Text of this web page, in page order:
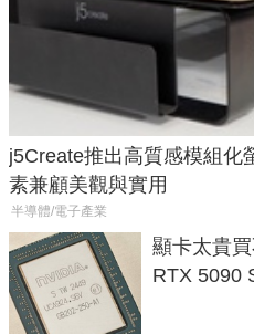
j5Create推出高質感模組化
素兼顧美觀與實用
半導體/電子產業
顯卡太貴
RTX 5090